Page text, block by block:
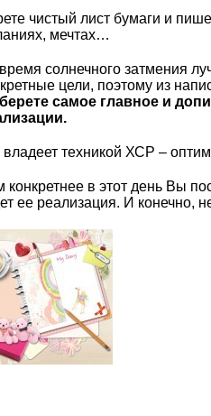
чистый лист бумаги и
мечтах…
солнечного затмения
цели, поэтому из
самое главное и
владеет техникой ХСР –
конкретнее в этот день Вы
ее реализация. И конечно,